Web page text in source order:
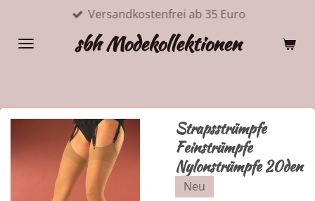
springen
sbh Modekollektionen
Versandkostenfrei ab 35 Euro
Strapsstrümpfe
Feinstrümpfe
Nylonstrümpfe 20den
Neu